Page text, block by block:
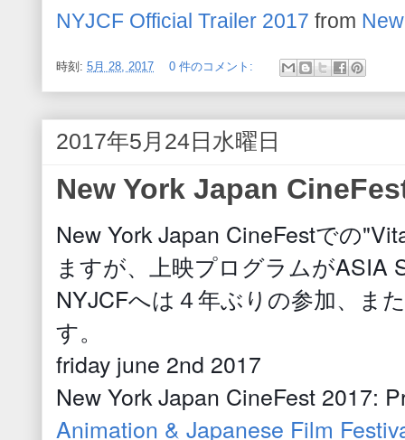
NYJCF Official Trailer 2017 from
時刻: 5月 28, 2017 0 件のコメント:
2017年5月24日水曜日
New York Japan
New York Japan CineFestでの
ますが、上映プログラムがASIA
NYJCFへは４年ぶりの参加、ま
す。
friday june 2nd 2017
New York Japan CineFest 2017:
Animation & Japanese Film